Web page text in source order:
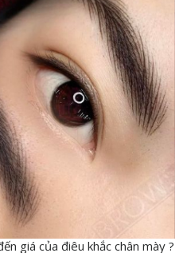
giá của điêu khắc chân mày ?